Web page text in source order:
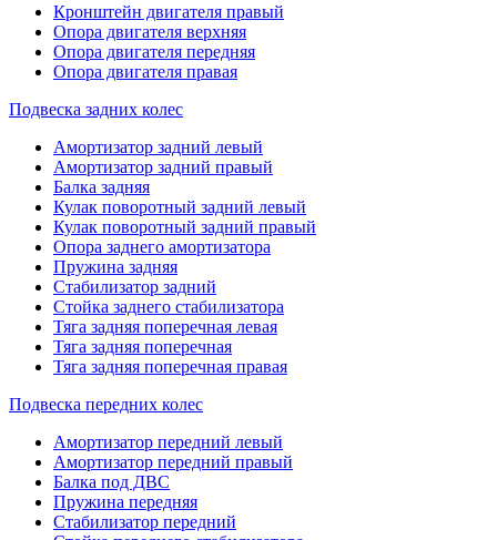
Кронштейн двигателя правый
Опора двигателя верхняя
Опора двигателя передняя
Опора двигателя правая
Подвеска задних колес
Амортизатор задний левый
Амортизатор задний правый
Балка задняя
Кулак поворотный задний левый
Кулак поворотный задний правый
Опора заднего амортизатора
Пружина задняя
Стабилизатор задний
Стойка заднего стабилизатора
Тяга задняя поперечная левая
Тяга задняя поперечная
Тяга задняя поперечная правая
Подвеска передних колес
Амортизатор передний левый
Амортизатор передний правый
Балка под ДВС
Пружина передняя
Стабилизатор передний